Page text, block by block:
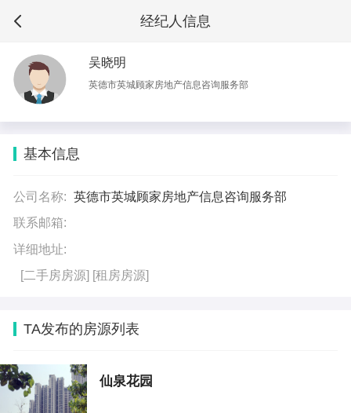
经纪人信息
吴晓明
英德市英城顾家房地产信息咨询服务部
基本信息
公司名称: 英德市英城顾家房地产信息咨询服务部
联系邮箱:
详细地址:
[二手房房源] [租房房源]
TA发布的房源列表
仙泉花园